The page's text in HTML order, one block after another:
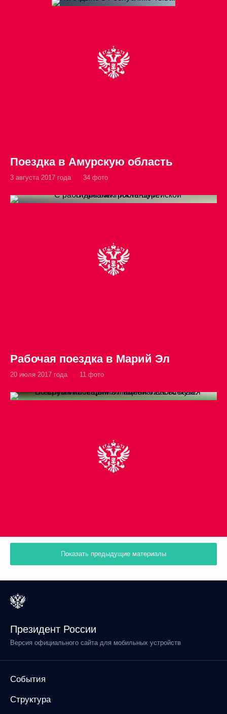
Поездка в Амурскую область
3 августа 2017 года 34 фото
Рабочая поездка в Марий Эл
20 июля 2017 года 11 фото
Показать предыдущие материалы
Президент России
Версия официального сайта для мобильных устройств
События
Структура